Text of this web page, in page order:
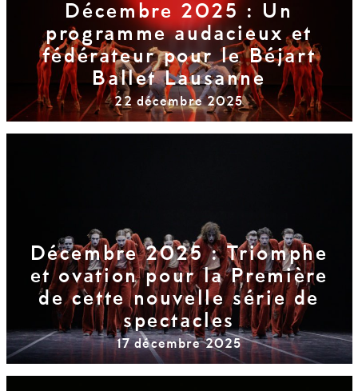
Décembre 2025 : Un
programme audacieux et
fédérateur pour le Béjart
Ballet Lausanne
22 décembre 2025
Décembre 2025 : Triomphe
et ovation pour la Première
de cette nouvelle série de
spectacles
17 décembre 2025